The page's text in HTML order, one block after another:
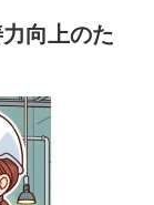
向上のた